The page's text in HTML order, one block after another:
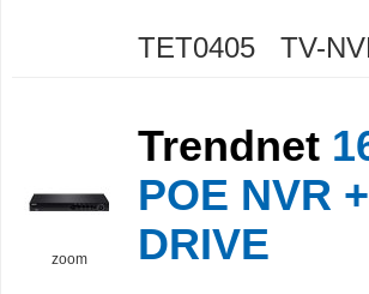
TET0405 TV-
zoom
Trendnet
POE NVR
DRIVE